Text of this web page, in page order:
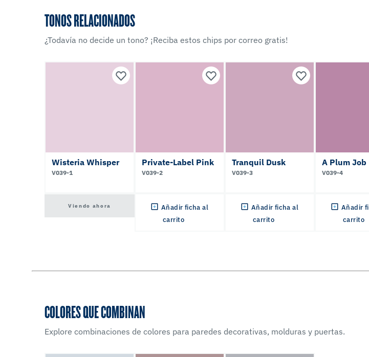
TONOS RELACIONADOS
¿Todavía no decide un tono? ¡Reciba estos chips por correo gratis!
Wisteria Whisper
V039-1
Viendo ahora
Private-Label Pink
V039-2
Añadir ficha al
carrito
Tranquil Dusk
V039-3
Añadir ficha al
carrito
A Plum Job
V039-4
Añadir
carrito
COLORES QUE COMBINAN
Explore combinaciones de colores para paredes decorativas, molduras y puertas.